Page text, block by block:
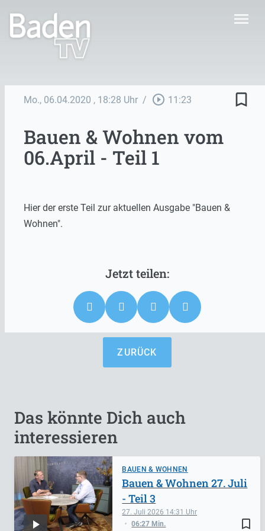
menu
Mo., 06.04.2020 , 18:28 Uhr / play_circle_outline 11:23 bookmark_border
Bauen & Wohnen vom
06.April - Teil 1
Hier der erste Teil zur aktuellen Ausgabe "Bauen &
Wohnen".
ZURÜCK
Das könnte Dich auch
interessieren
BAUEN & WOHNEN
bookmark_border
27. Juli 2026 14:31
06:27 Min.
Bauen & Wohnen 27. Juli
- Teil 3